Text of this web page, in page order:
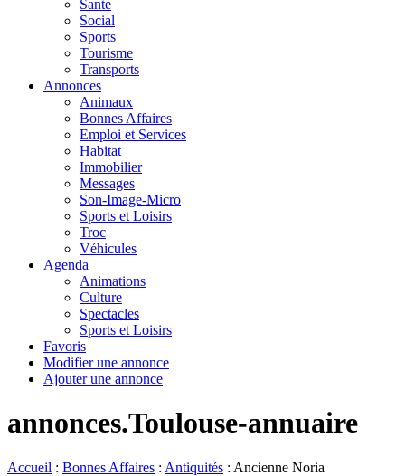
Santé
Social
Sports
Tourisme
Transports
Annonces
Animaux
Bonnes Affaires
Emploi et Services
Habitat
Immobilier
Messages
Son-Image-Micro
Sports et Loisirs
Troc
Véhicules
Agenda
Animations
Culture
Spectacles
Sports et Loisirs
Favoris
Modifier une annonce
Ajouter une annonce
annonces.Toulouse-annuaire
Accueil : Bonnes Affaires : Antiquités : Ancienne Noria